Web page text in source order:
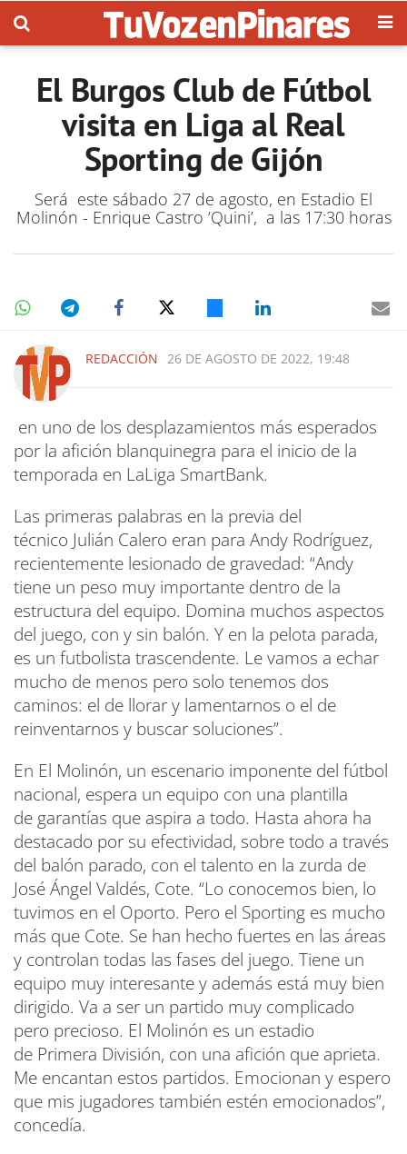
El Burgos Club de Fútbol
visita en Liga al Real
Sporting de Gijón
Será este sábado 27 de agosto, en Estadio El
Molinón - Enrique Castro ‘Quini’, a las 17:30 horas
REDACCIÓN 26 DE AGOSTO DE 2022, 19:48
en uno de los desplazamientos más esperados
por la afición blanquinegra para el inicio de la
temporada en LaLiga SmartBank.
Las primeras palabras en la previa del
técnico Julián Calero eran para Andy Rodríguez,
recientemente lesionado de gravedad: “Andy
tiene un peso muy importante dentro de la
estructura del equipo. Domina muchos aspectos
del juego, con y sin balón. Y en la pelota parada,
es un futbolista trascendente. Le vamos a echar
mucho de menos pero solo tenemos dos
caminos: el de llorar y lamentarnos o el de
reinventarnos y buscar soluciones”.
En El Molinón, un escenario imponente del fútbol
nacional, espera un equipo con una plantilla
de garantías que aspira a todo. Hasta ahora ha
destacado por su efectividad, sobre todo a través
del balón parado, con el talento en la zurda de
José Ángel Valdés, Cote. “Lo conocemos bien, lo
tuvimos en el Oporto. Pero el Sporting es mucho
más que Cote. Se han hecho fuertes en las áreas
y controlan todas las fases del juego. Tiene un
equipo muy interesante y además está muy bien
dirigido. Va a ser un partido muy complicado
pero precioso. El Molinón es un estadio
de Primera División, con una afición que aprieta.
Me encantan estos partidos. Emocionan y espero
que mis jugadores también estén emocionados”,
concedía.